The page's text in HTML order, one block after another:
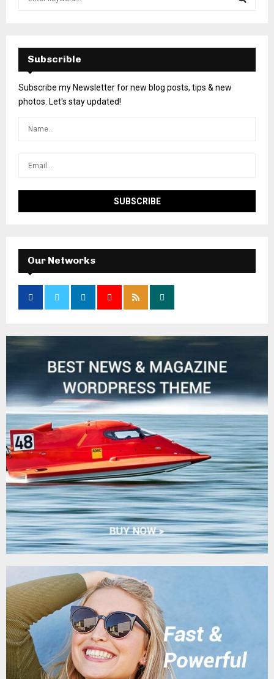
Subscrible
Subscribe my Newsletter for new blog posts, tips & new
photos. Let's stay updated!
Our Networks